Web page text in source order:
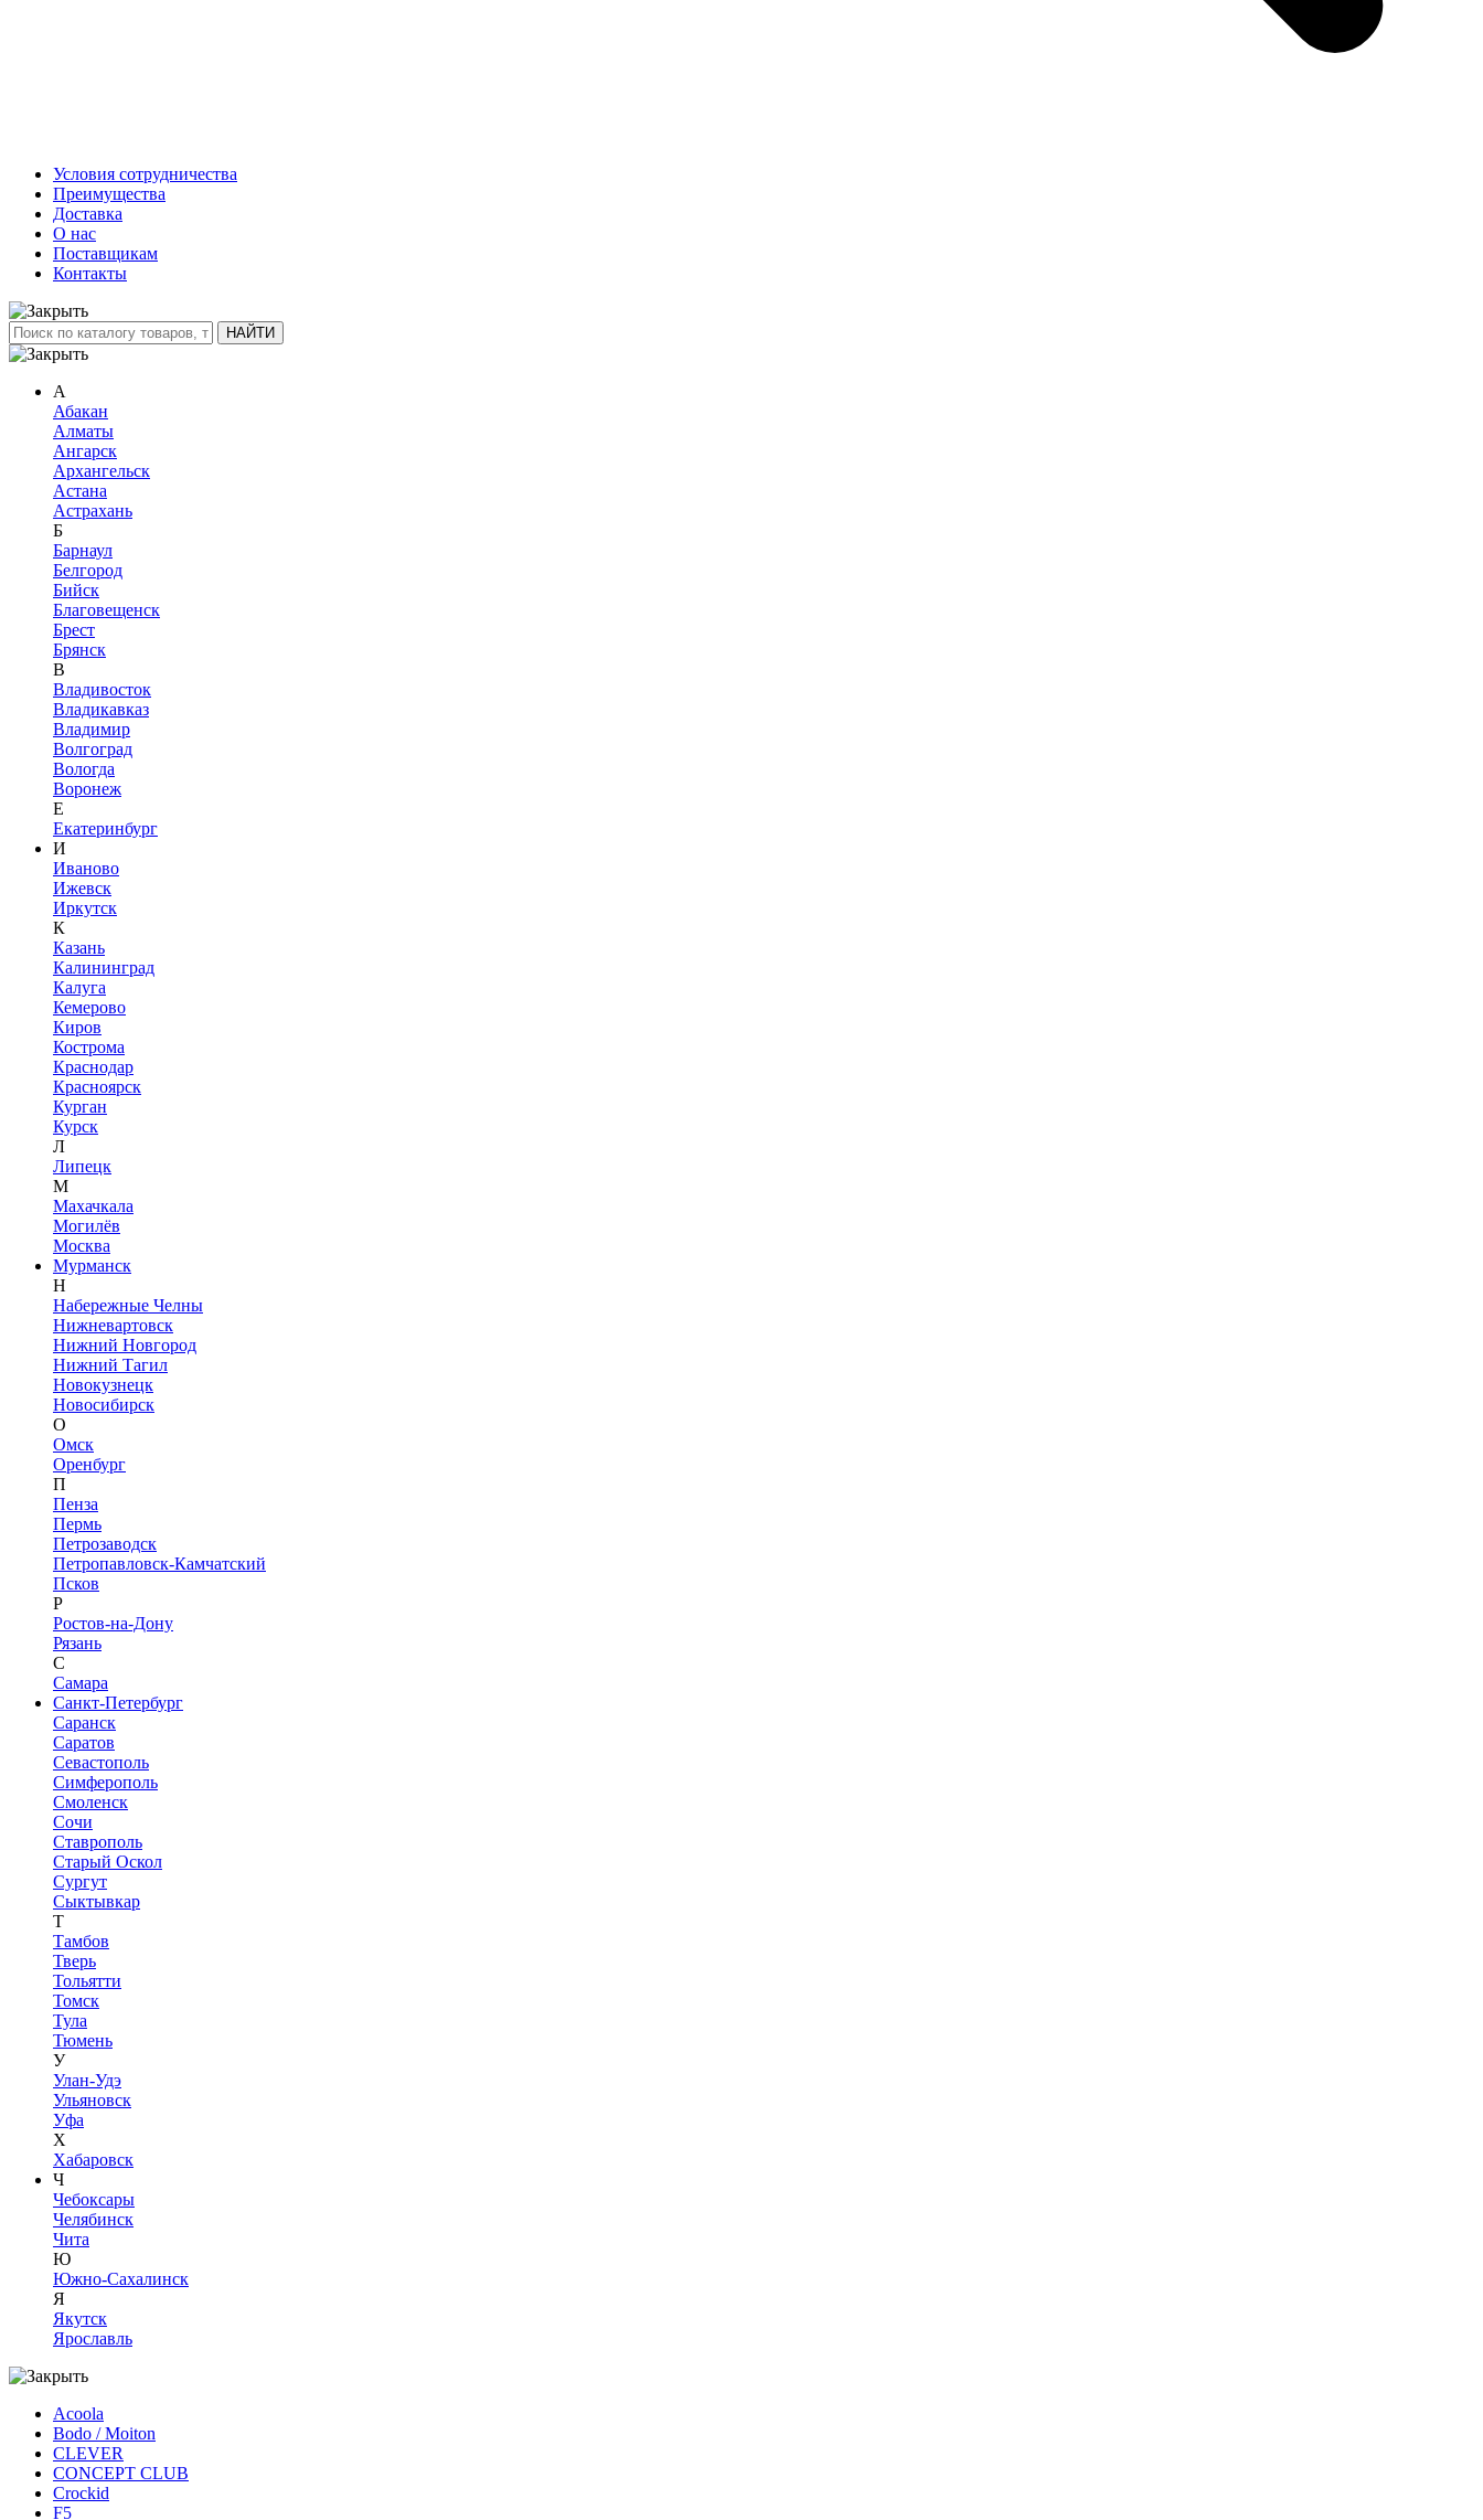
Условия сотрудничества
Преимущества
Доставка
О нас
Поставщикам
Контакты
А
Абакан
Алматы
Ангарск
Архангельск
Астана
Астрахань
Б
Барнаул
Белгород
Бийск
Благовещенск
Брест
Брянск
В
Владивосток
Владикавказ
Владимир
Волгоград
Вологда
Воронеж
Е
Екатеринбург
И
Иваново
Ижевск
Иркутск
К
Казань
Калининград
Калуга
Кемерово
Киров
Кострома
Краснодар
Красноярск
Курган
Курск
Л
Липецк
М
Махачкала
Могилёв
Москва
Мурманск
Н
Набережные Челны
Нижневартовск
Нижний Новгород
Нижний Тагил
Новокузнецк
Новосибирск
О
Омск
Оренбург
П
Пенза
Пермь
Петрозаводск
Петропавловск-Камчатский
Псков
Р
Ростов-на-Дону
Рязань
С
Самара
Санкт-Петербург
Саранск
Саратов
Севастополь
Симферополь
Смоленск
Сочи
Ставрополь
Старый Оскол
Сургут
Сыктывкар
Т
Тамбов
Тверь
Тольятти
Томск
Тула
Тюмень
У
Улан-Удэ
Ульяновск
Уфа
Х
Хабаровск
Ч
Чебоксары
Челябинск
Чита
Ю
Южно-Сахалинск
Я
Якутск
Ярославль
Acoola
Bodo / Moiton
CLEVER
CONCEPT CLUB
Crockid
F5